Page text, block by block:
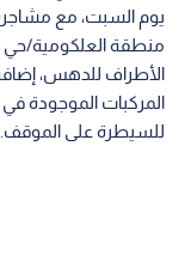
يوم السبت، مع
منطقة العلكومية/حي
الأطراف للدهس،
المركبات الموجودة في
للسيطرة على الموقف.